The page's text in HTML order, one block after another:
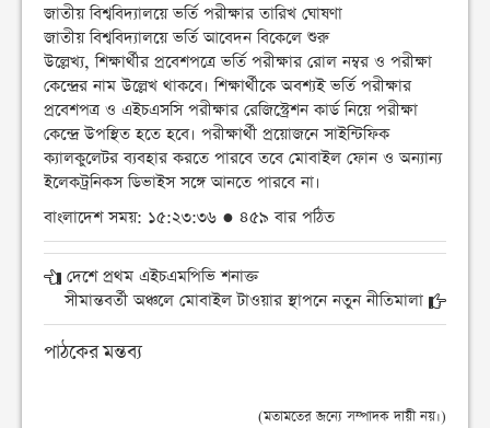
জাতীয় বিশ্ববিদ্যালয়ে ভর্তি পরীক্ষার তারিখ ঘোষণা
জাতীয় বিশ্ববিদ্যালয়ে ভর্তি আবেদন বিকেলে শুরু
উল্লেখ্য, শিক্ষার্থীর প্রবেশপত্রে ভর্তি পরীক্ষার রোল নম্বর ও পরীক্ষা
কেন্দ্রের নাম উল্লেখ থাকবে। শিক্ষার্থীকে অবশ্যই ভর্তি পরীক্ষার
প্রবেশপত্র ও এইচএসসি পরীক্ষার রেজিস্ট্রেশন কার্ড নিয়ে পরীক্ষা
কেন্দ্রে উপস্থিত হতে হবে। পরীক্ষার্থী প্রয়োজনে সাইন্টিফিক
ক্যালকুলেটর ব্যবহার করতে পারবে তবে মোবাইল ফোন ও অন্যান্য
ইলেকট্রনিকস ডিভাইস সঙ্গে আনতে পারবে না।
বাংলাদেশ সময়: ১৫:২৩:৩৬ ● ৪৫৯ বার পঠিত
দেশে প্রথম এইচএমপিভি শনাক্ত
সীমান্তবর্তী অঞ্চলে মোবাইল টাওয়ার স্থাপনে নতুন নীতিমালা
পাঠকের মন্তব্য
(মতামতের জন্যে সম্পাদক দায়ী নয়।)